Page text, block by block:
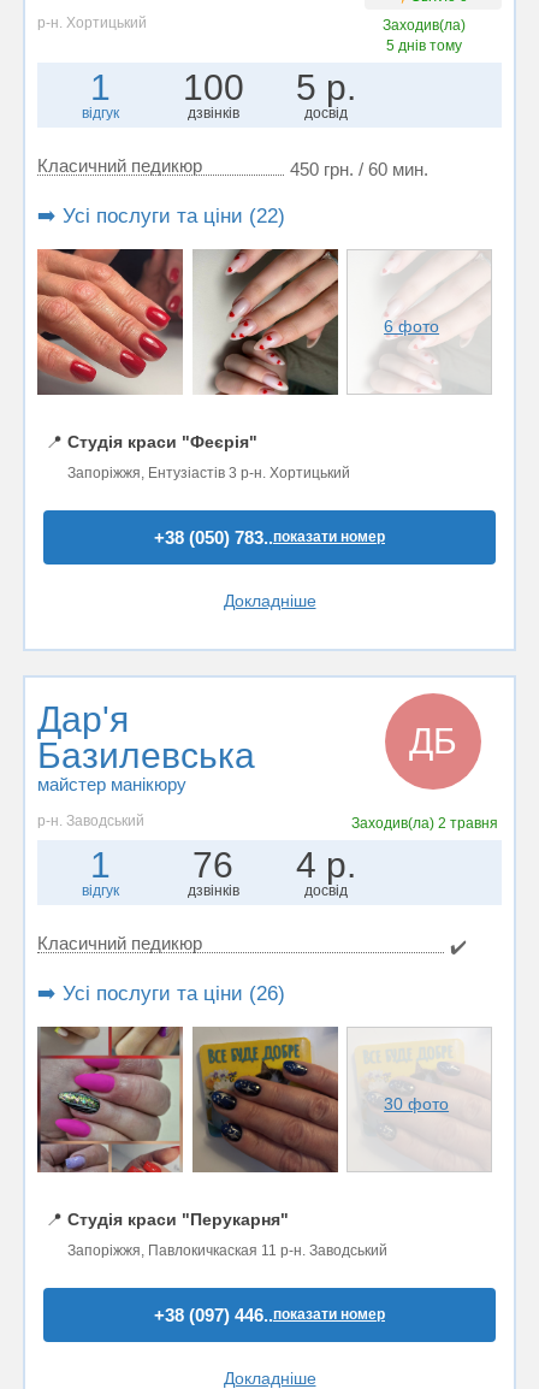
р-н. Хортицький
Заходив(ла)
5 днів тому
1
відгук
100
дзвінків
5 р.
досвід
Класичний педикюр 450 грн. / 60 мин.
➡️ Усі послуги та ціни (22)
6 фото
📍 Студія краси "Феєрія"
Запоріжжя, Ентузіастів 3 р-н. Хортицький
+38 (050) 783..показати номер
Докладніше
Дар'я
Базилевська
майстер манікюру
ДБ
р-н. Заводський Заходив(ла) 2 травня
1
відгук
76
дзвінків
4 р.
досвід
Класичний педикюр ✔️
➡️ Усі послуги та ціни (26)
30 фото
📍 Студія краси "Перукарня"
Запоріжжя, Павлокичкаская 11 р-н. Заводський
+38 (097) 446..показати номер
Докладніше